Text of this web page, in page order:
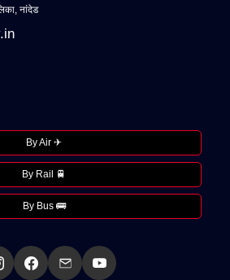
नांदेड
By Air ✈
By Rail 🚆
By Bus 🚌